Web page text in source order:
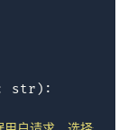
str ):